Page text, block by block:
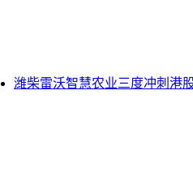
潍柴雷沃智慧农业三度冲刺港股